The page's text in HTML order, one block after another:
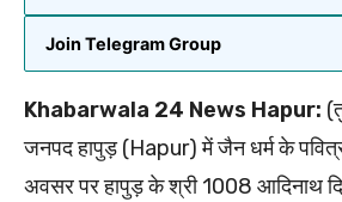
Join Telegram Group
Khabarwala 24 News Hapur:
जनपद हापुड़ (Hapur) में जैन धर्म के
अवसर पर हापुड़ के श्री 1008 आदिनाथ